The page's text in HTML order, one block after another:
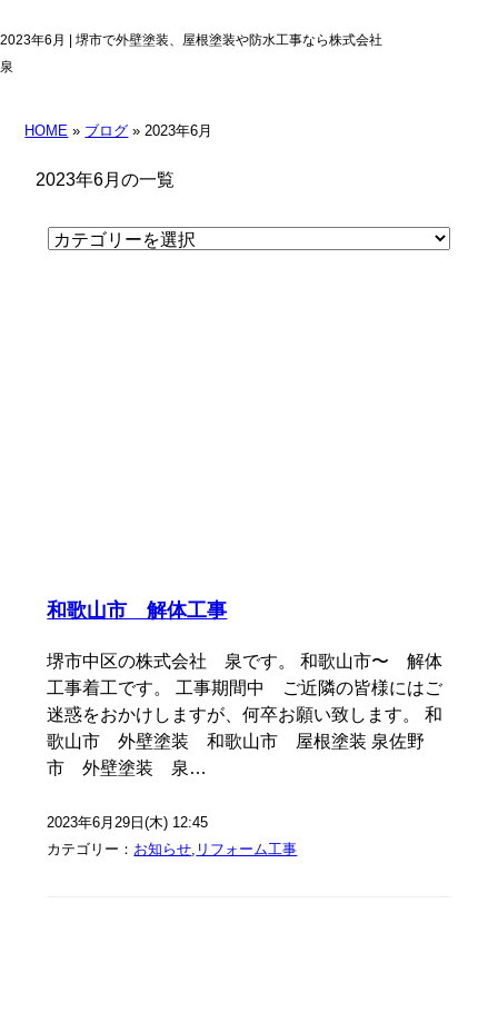
2023年6月 | 堺市で外壁塗装、屋根塗装や防水工事なら株式会社
泉
HOME » ブログ » 2023年6月
2023年6月の一覧
和歌山市 解体工事
堺市中区の株式会社 泉です。 和歌山市〜 解体
工事着工です。 工事期間中 ご近隣の皆様にはご
迷惑をおかけしますが、何卒お願い致します。 和
歌山市 外壁塗装 和歌山市 屋根塗装 泉佐野
市 外壁塗装 泉…
2023年6月29日(木) 12:45
カテゴリー： お知らせ, リフォーム工事